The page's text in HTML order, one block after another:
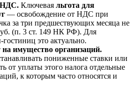
НДС. Ключевая льгота для
— освобождение от НДС при
за три предшествующих месяца не
(п. 3 ст. 149 НК РФ). Для
это актуально.
имущество организаций.
пониженные ставки или
от уплаты этого налога отдельные
к которым часто относятся и